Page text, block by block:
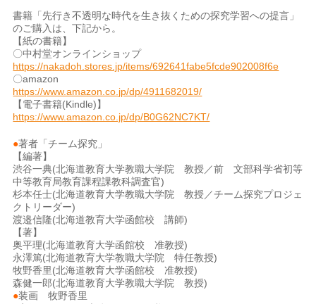
書籍「先行き不透明な時代を生き抜くための探究学習への提言」
のご購入は、下記から。
【紙の書籍】
〇中村堂オンラインショップ
https://nakadoh.stores.jp/items/692641fabe5fcde902008f6e
〇amazon
https://www.amazon.co.jp/dp/4911682019/
【電子書籍(Kindle)】
https://www.amazon.co.jp/dp/B0G62NC7KT/
●著者「チーム探究」
【編著】
渋谷一典(北海道教育大学教職大学院 教授／前 文部科学省初等
中等教育局教育課程課教科調査官)
杉本任士(北海道教育大学教職大学院 教授／チーム探究プロジェ
クトリーダー)
渡邉信隆(北海道教育大学函館校 講師)
【著】
奥平理(北海道教育大学函館校 准教授)
永澤篤(北海道教育大学教職大学院 特任教授)
牧野香里(北海道教育大学函館校 准教授)
森健一郎(北海道教育大学教職大学院 教授)
●装画 牧野香里